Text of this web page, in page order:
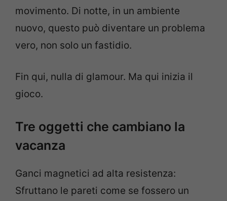
movimento. Di notte, in un ambiente
nuovo, questo può diventare un problema
vero, non solo un fastidio.
Fin qui, nulla di glamour. Ma qui inizia il
gioco.
Tre oggetti che cambiano la
vacanza
Ganci magnetici ad alta resistenza:
Sfruttano le pareti come se fossero un